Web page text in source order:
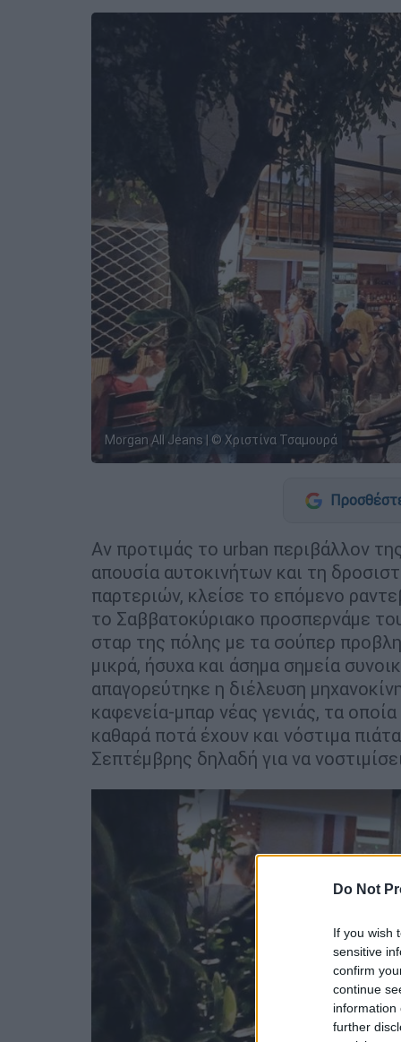
Do Not
If you wish
sensitive
confirm
continue
information
further
Morgan All Jeans | © Χριστίνα Τσαμουρά
Αν προτιμάς το urban περιβάλλον
απουσία αυτοκινήτων και τη
παρτεριών, κλείσε το επόμενο
το Σαββατοκύριακο προσπερνάμε
σταρ της πόλης με τα σούπερ
μικρά, ήσυχα και άσημα σημεία
απαγορεύτηκε η διέλευση
καφενεία-μπαρ νέας γενιάς, τα
καθαρά ποτά έχουν και νόστιμα
Σεπτέμβρης δηλαδή για να